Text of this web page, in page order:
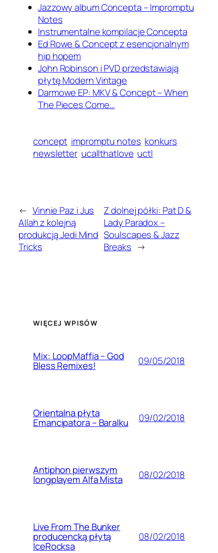
Jazzowy album Concepta – Impromptu
Notes
Instrumentalne kompilacje Concepta
Ed Rowe & Concept z esencjonalnym
hip hopem
John Robinson i PVD przedstawiają
płytę Modern Vintage
Darmowe EP: MKV & Concept – When
The Pieces Come…
concept impromptu notes konkurs
newsletter ucallthatlove uctl
← Vinnie Paz i Jus
Allah z kolejną
produkcją Jedi Mind
Tricks
Z dolnej półki: Pat D &
Lady Paradox –
Soulscapes & Jazz
Breaks →
WIĘCEJ WPISÓW
Mix: LoopMaffia – God
Bless Remixes! 09/05/2018
Orientalna płyta
Emancipatora – Baralku 09/02/2018
Antiphon pierwszym
longplayem Alfa Mista 08/02/2018
Live From The Bunker
producencką płytą
IceRocksa
08/02/2018